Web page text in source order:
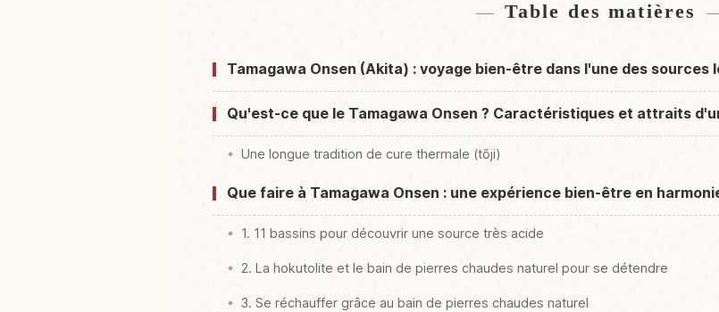
Table des matières
Tamagawa Onsen (Akita) : voyage bien-être dans l'une des sources
Qu'est-ce que le Tamagawa Onsen ? Caractéristiques et attraits
Une longue tradition de cure thermale (tōji)
Que faire à Tamagawa Onsen : une expérience bien-être en
1. 11 bassins pour découvrir une source très acide
2. La hokutolite et le bain de pierres chaudes naturel pour se détendre
3. Se réchauffer grâce au bain de pierres chaudes naturel